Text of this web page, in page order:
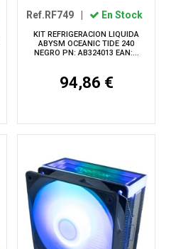
Ref.RF749 En Stock
KIT REFRIGERACION LIQUIDA
ABYSM OCEANIC TIDE 240
NEGRO PN: AB324013 EAN:...
94,86 €